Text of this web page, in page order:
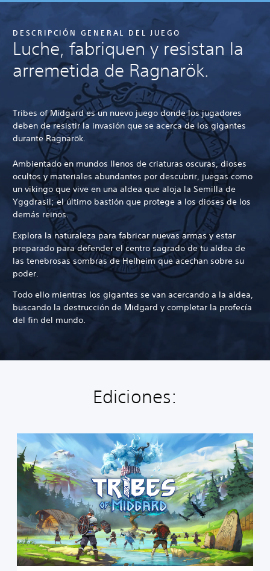
DESCRIPCIÓN GENERAL DEL JUEGO
Luche, fabriquen y resistan la
arremetida de Ragnarök.
Tribes of Midgard es un nuevo juego donde los jugadores
deben de resistir la invasión que se acerca de los gigantes
durante Ragnarök.
Ambientado en mundos llenos de criaturas oscuras, dioses
ocultos y materiales abundantes por descubrir, juegas como
un vikingo que vive en una aldea que aloja la Semilla de
Yggdrasil; el último bastión que protege a los dioses de los
demás reinos.
Explora la naturaleza para fabricar nuevas armas y estar
preparado para defender el centro sagrado de tu aldea de
las tenebrosas sombras de Helheim que acechan sobre su
poder.
Todo ello mientras los gigantes se van acercando a la aldea,
buscando la destrucción de Midgard y completar la profecía
del fin del mundo.
Ediciones:
T
i
f
M
i
d
g